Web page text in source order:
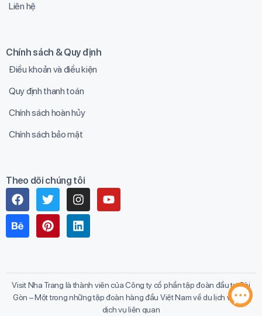
Liên hệ
Chính sách & Quy định
Điều khoản và điều kiện
Quy định thanh toán
Chính sách hoàn hủy
Chính sách bảo mật
Theo dõi chúng tôi
Visit Nha Trang là thành viên của Công ty cổ phần tập đoàn đầu tư Sài
Gòn – Một trong những tập đoàn hàng đầu Việt Nam về du lịch và các
dịch vụ liên quan